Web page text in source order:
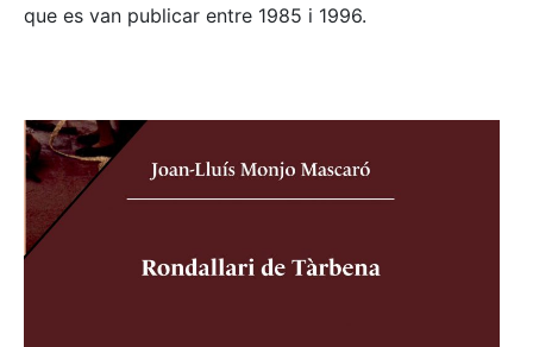
que es van publicar entre 1985 i 1996.